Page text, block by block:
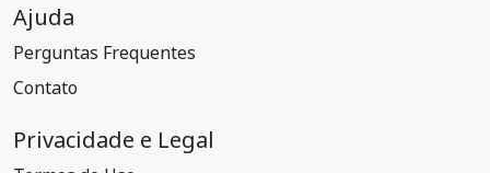
Ajuda
Perguntas Frequentes
Contato
Privacidade e Legal